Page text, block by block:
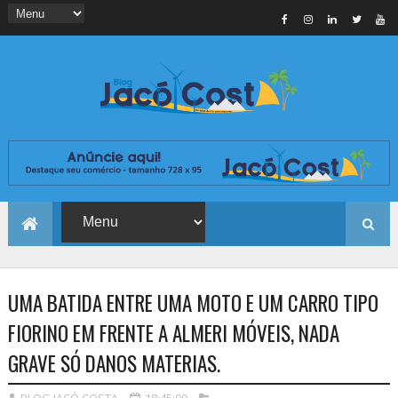
UMA BATIDA ENTRE UMA MOTO E UM CARRO TIPO
FIORINO EM FRENTE A ALMERI MÓVEIS, NADA
GRAVE SÓ DANOS MATERIAS.